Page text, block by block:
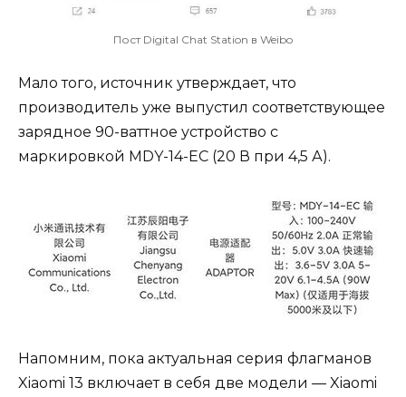
Пост Digital Chat Station в Weibo
Мало того, источник утверждает, что
производитель уже выпустил соответствующее
зарядное 90-ваттное устройство с
маркировкой MDY-14-EC (20 В при 4,5 А).
Напомним, пока актуальная серия флагманов
Xiaomi 13 включает в себя две модели — Xiaomi